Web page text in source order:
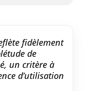
Conçus pour
difficiles
des
LES
fidèlement
de
un critère à
d’utilisation